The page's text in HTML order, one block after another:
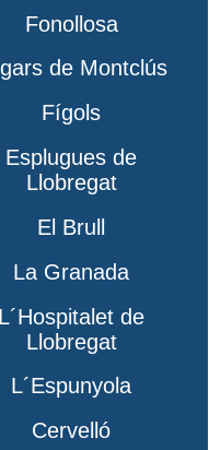
Fonollosa
de Montclús
Fígols
Esplugues de
Llobregat
El Brull
La Granada
L´Hospitalet de
Llobregat
L´Espunyola
Cervelló